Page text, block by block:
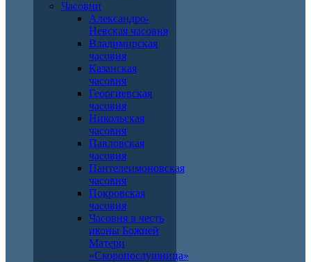
Часовни
Александро-
Невская часовня
Владимирская
часовня
Казанская
часовня
Георгиевская
часовня
Никольская
часовня
Павловская
часовня
Пантелеимоновская
часовня
Покровская
часовня
Часовня в честь
иконы Божией
Матери
«Скоропослушница»